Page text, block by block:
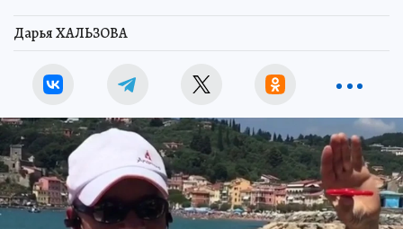
Дарья ХАЛЬЗОВА